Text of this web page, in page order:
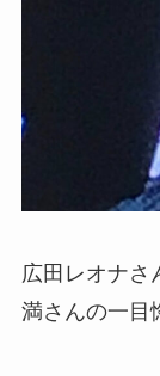
広田レオナさ
満さんの一目